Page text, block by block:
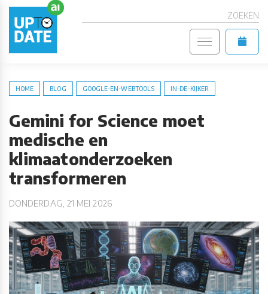
ZOEKEN
HOME BLOG GOOGLE-EN-WEBTOOLS IN-DE-KIJKER
Gemini for Science moet
medische en
klimaatonderzoeken
transformeren
DONDERDAG, 21 MEI 2026